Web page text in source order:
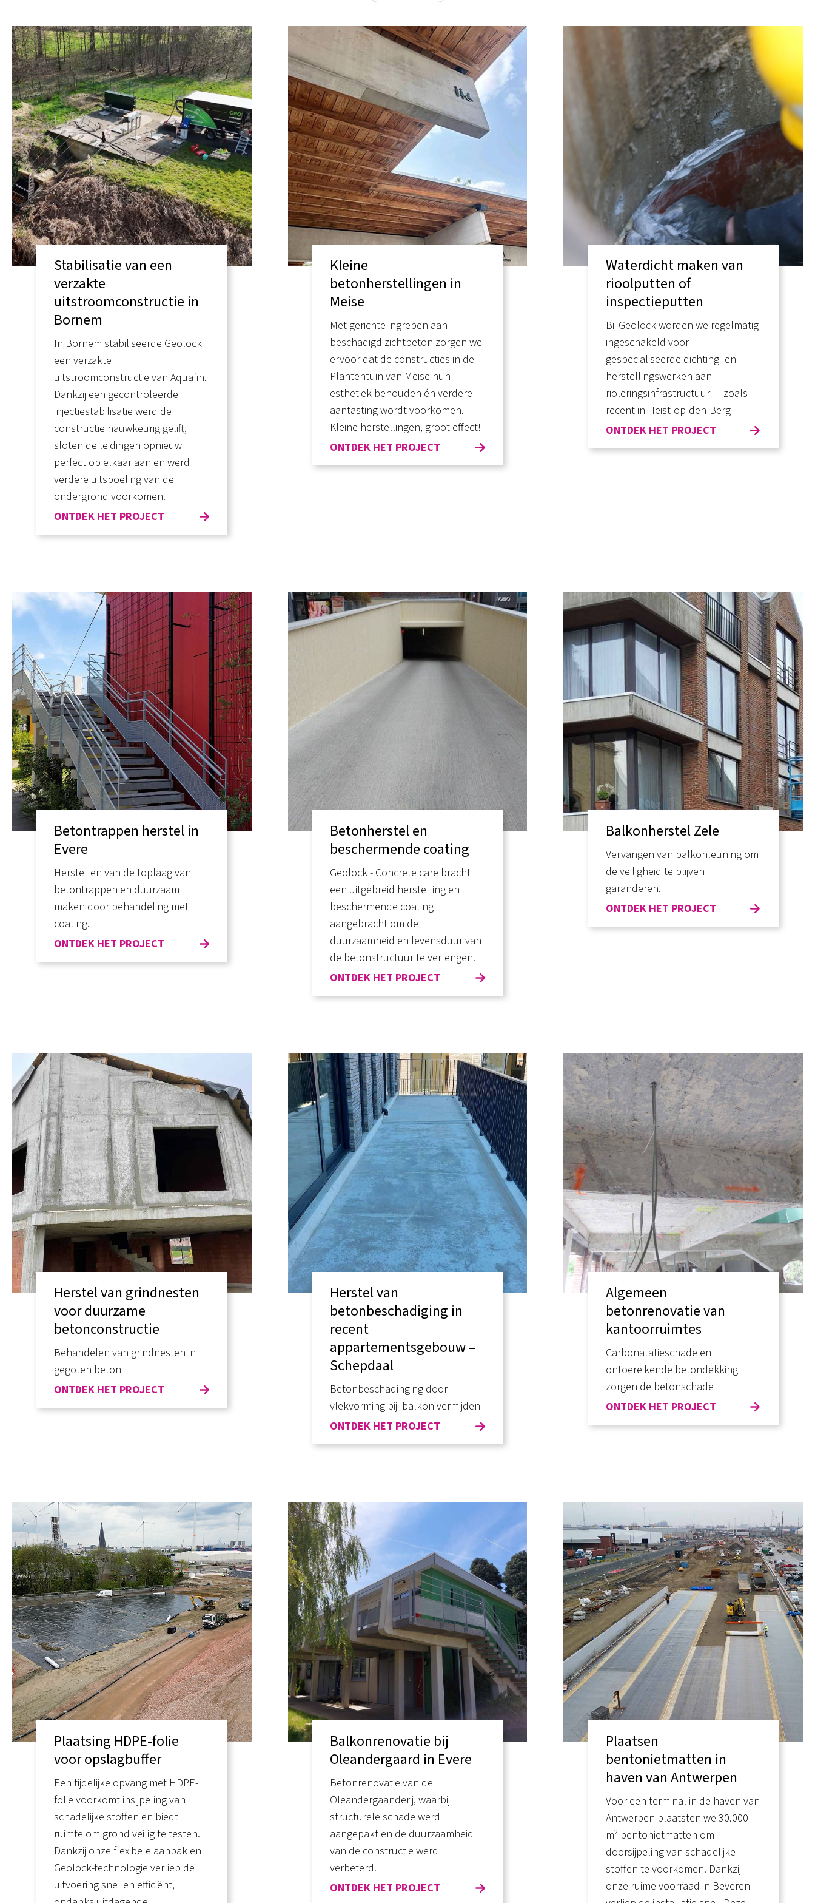
Stabilisatie van een
verzakte
uitstroomconstructie in
Bornem
In Bornem stabiliseerde Geolock
een verzakte
uitstroomconstructie van Aquafin.
Dankzij een gecontroleerde
injectiestabilisatie werd de
constructie nauwkeurig gelift,
sloten de leidingen opnieuw
perfect op elkaar aan en werd
verdere uitspoeling van de
ondergrond voorkomen.
ONTDEK HET PROJECT
Kleine
betonherstellingen in
Meise
Met gerichte ingrepen aan
beschadigd zichtbeton zorgen we
ervoor dat de constructies in de
Plantentuin van Meise hun
esthetiek behouden én verdere
aantasting wordt voorkomen.
Kleine herstellingen, groot effect!
ONTDEK HET PROJECT
Waterdicht maken van
rioolputten of
inspectieputten
Bij Geolock worden we regelmatig
ingeschakeld voor
gespecialiseerde dichting- en
herstellingswerken aan
rioleringsinfrastructuur — zoals
recent in Heist-op-den-Berg
ONTDEK HET PROJECT
Betontrappen herstel in
Evere
Herstellen van de toplaag van
betontrappen en duurzaam
maken door behandeling met
coating.
ONTDEK HET PROJECT
Betonherstel en
beschermende coating
Geolock - Concrete care bracht
een uitgebreid herstelling en
beschermende coating
aangebracht om de
duurzaamheid en levensduur van
de betonstructuur te verlengen.
ONTDEK HET PROJECT
Balkonherstel Zele
Vervangen van balkonleuning om
de veiligheid te blijven
garanderen.
ONTDEK HET PROJECT
Herstel van grindnesten
voor duurzame
betonconstructie
Behandelen van grindnesten in
gegoten beton
ONTDEK HET PROJECT
Herstel van
betonbeschadiging in
recent
appartementsgebouw –
Schepdaal
Betonbeschadinging door
vlekvorming bij balkon vermijden
ONTDEK HET PROJECT
Algemeen
betonrenovatie van
kantoorruimtes
Carbonatatieschade en
ontoereikende betondekking
zorgen de betonschade
ONTDEK HET PROJECT
Plaatsing HDPE-folie
voor opslagbuffer
Een tijdelijke opvang met HDPE-
folie voorkomt insijpeling van
schadelijke stoffen en biedt
ruimte om grond veilig te testen.
Dankzij onze flexibele aanpak en
Geolock-technologie verliep de
uitvoering snel en efficiënt,
Balkonrenovatie bij
Oleandergaard in Evere
Betonrenovatie van de
Oleandergaanderij, waarbij
structurele schade werd
aangepakt en de duurzaamheid
van de constructie werd
verbeterd.
ONTDEK HET PROJECT
Plaatsen
bentonietmatten in
haven van Antwerpen
Voor een terminal in de haven van
Antwerpen plaatsten we 30.000
m² bentonietmatten om
doorsijpeling van schadelijke
stoffen te voorkomen. Dankzij
onze ruime voorraad in Beveren